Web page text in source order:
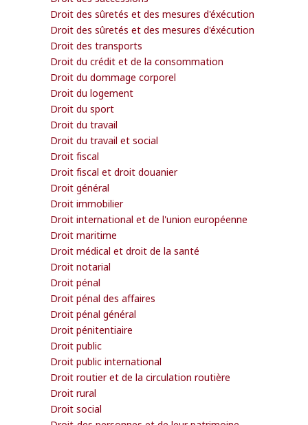
Droit des sûretés et des mesures d'éxécution
Droit des sûretés et des mesures d'éxécution
Droit des transports
Droit du crédit et de la consommation
Droit du dommage corporel
Droit du logement
Droit du sport
Droit du travail
Droit du travail et social
Droit fiscal
Droit fiscal et droit douanier
Droit général
Droit immobilier
Droit international et de l'union européenne
Droit maritime
Droit médical et droit de la santé
Droit notarial
Droit pénal
Droit pénal des affaires
Droit pénal général
Droit pénitentiaire
Droit public
Droit public international
Droit routier et de la circulation routière
Droit rural
Droit social